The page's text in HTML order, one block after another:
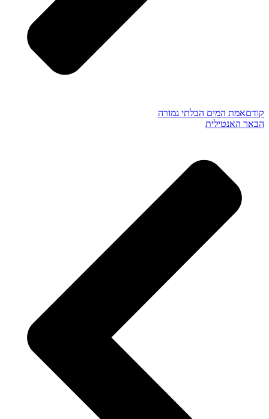
קודםאמת המים הבלתי גמורה
הבאר האנטילית